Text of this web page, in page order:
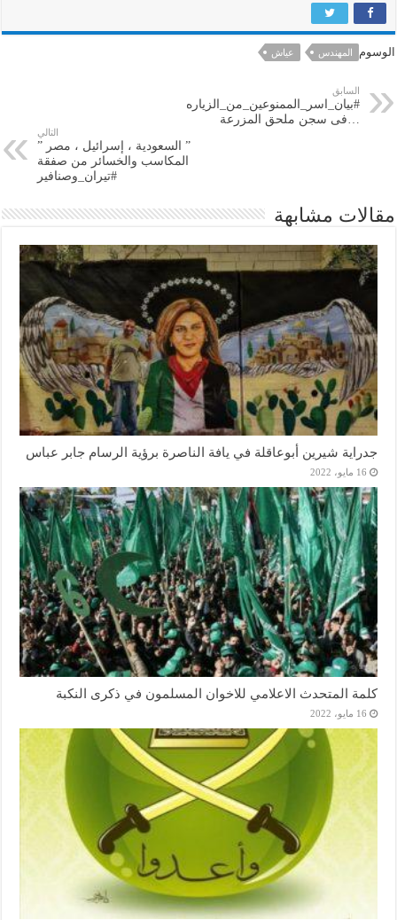
الوسوم المهندس عياش
السابق
#بيان_اسر_الممنوعين_من_الزياره
…فى سجن ملحق المزرعة
التالي
” السعودية ، إسرائيل ، مصر ”
المكاسب والخسائر من صفقة
#تيران_وصنافير
مقالات مشابهة
جدراية شيرين أبوعاقلة في يافة الناصرة برؤية الرسام جابر عباس
16 مايو، 2022
كلمة المتحدث الاعلامي للاخوان المسلمون في ذكرى النكبة
16 مايو، 2022